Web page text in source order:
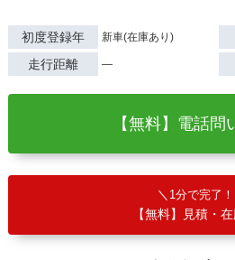
初度登録年 新車(在庫あり)
走行距離 ―
【無料】電話問
1分で完了！
【無料】見積・